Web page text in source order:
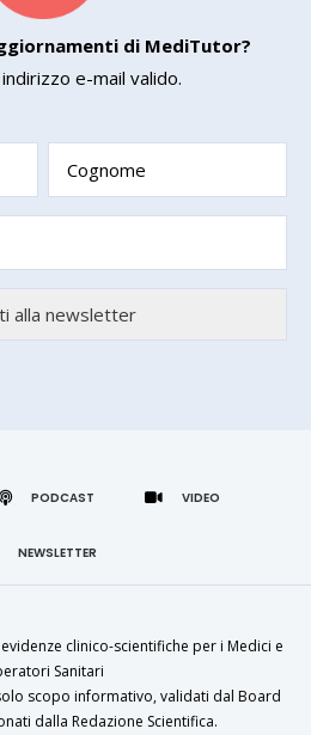
di MediTutor?
e-mail valido.
Cognome
clinico-scientifiche per i Medici e
Sanitari
scopo informativo, validati dal Board
dalla Redazione Scientifica.